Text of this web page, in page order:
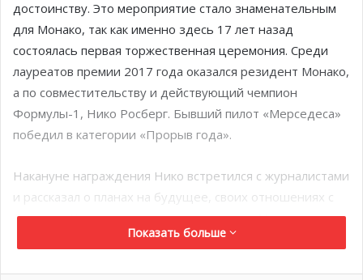
достоинству. Это мероприятие стало знаменательным
для Монако, так как именно здесь 17 лет назад
состоялась первая торжественная церемония. Среди
лауреатов премии 2017 года оказался резидент Монако,
а по совместительству и действующий чемпион
Формулы-1, Нико Росберг. Бывший пилот «Мерседеса»
победил в категории «Прорыв года».
Накануне награждения Нико встретился с журналистами
и рассказал о планах на будущее, своих отношениях с
Льюисом Хэмилтоном и о новом пилоте «Мерседеса»
Показать больше